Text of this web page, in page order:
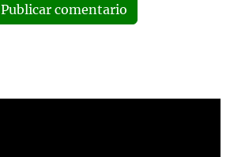
Publicar comentario